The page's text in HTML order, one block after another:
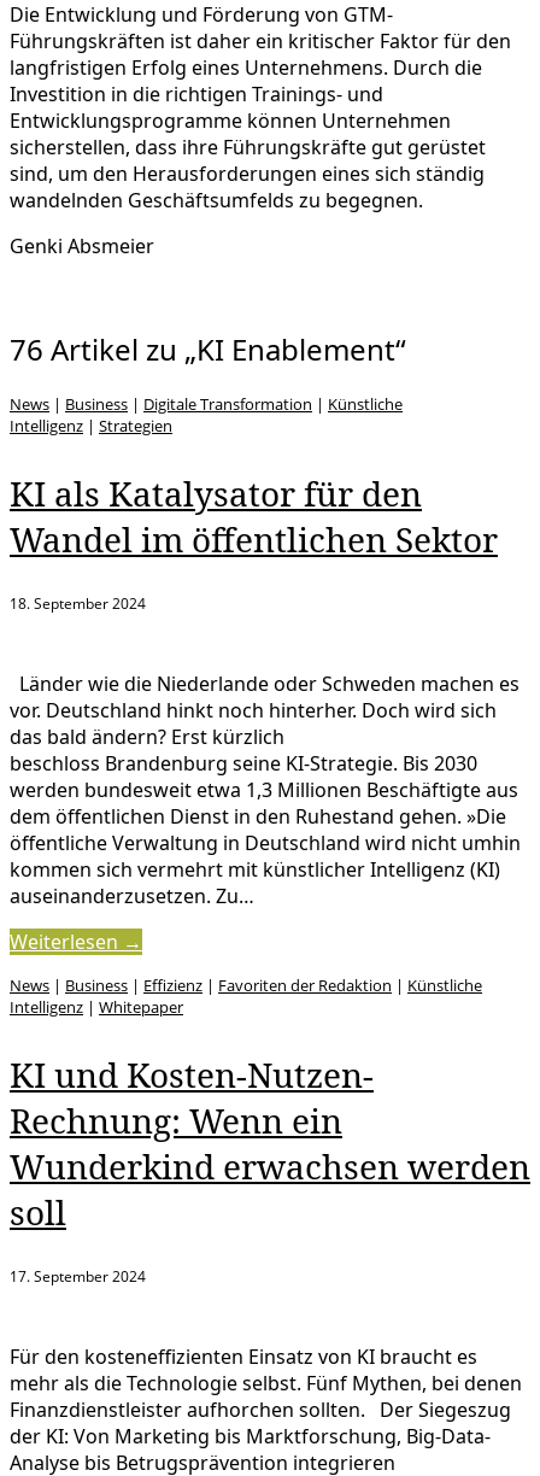
Die Entwicklung und Förderung von GTM-
Führungskräften ist daher ein kritischer Faktor für den
langfristigen Erfolg eines Unternehmens. Durch die
Investition in die richtigen Trainings- und
Entwicklungsprogramme können Unternehmen
sicherstellen, dass ihre Führungskräfte gut gerüstet
sind, um den Herausforderungen eines sich ständig
wandelnden Geschäftsumfelds zu begegnen.
Genki Absmeier
76 Artikel zu „KI Enablement“
News | Business | Digitale Transformation | Künstliche
Intelligenz | Strategien
KI als Katalysator für den
Wandel im öffentlichen Sektor
18. September 2024
Länder wie die Niederlande oder Schweden machen es
vor. Deutschland hinkt noch hinterher. Doch wird sich
das bald ändern? Erst kürzlich
beschloss Brandenburg seine KI-Strategie. Bis 2030
werden bundesweit etwa 1,3 Millionen Beschäftigte aus
dem öffentlichen Dienst in den Ruhestand gehen. »Die
öffentliche Verwaltung in Deutschland wird nicht umhin
kommen sich vermehrt mit künstlicher Intelligenz (KI)
auseinanderzusetzen. Zu…
Weiterlesen →
News | Business | Effizienz | Favoriten der Redaktion | Künstliche
Intelligenz | Whitepaper
KI und Kosten-Nutzen-
Rechnung: Wenn ein
Wunderkind erwachsen werden
soll
17. September 2024
Für den kosteneffizienten Einsatz von KI braucht es
mehr als die Technologie selbst. Fünf Mythen, bei denen
Finanzdienstleister aufhorchen sollten. Der Siegeszug
der KI: Von Marketing bis Marktforschung, Big-Data-
Analyse bis Betrugsprävention integrieren